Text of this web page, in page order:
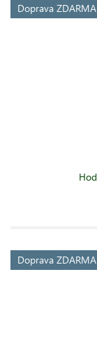
Doprava ZDARMA
Doprava ZDARMA